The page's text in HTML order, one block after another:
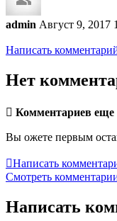
admin Август 9, 2017
Написать
Нет
 Комментариев еще
Вы ожете первым
Написать
Смотреть
Написать